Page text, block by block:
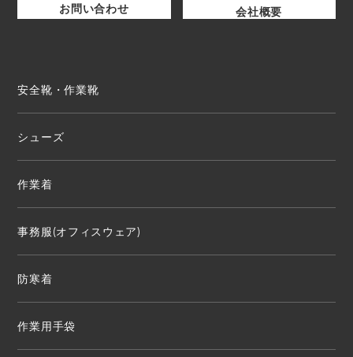
お問い合わせ 会社概要
安全靴・作業靴
シューズ
作業着
事務服(オフィスウェア)
防寒着
作業用手袋